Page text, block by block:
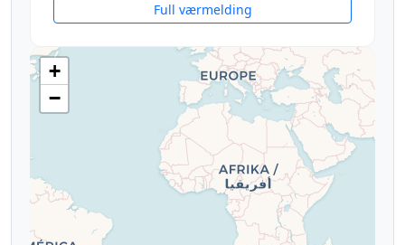
Full værmelding
+
−